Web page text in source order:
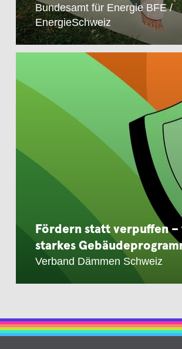
Bundesamt für Energie BFE /
EnergieSchweiz
Fördern statt verpuffen –
starkes
Verband Dämmen Schweiz